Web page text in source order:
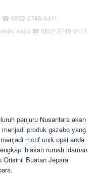
Kayu ☎ 0852-2748-6411
penjuru Nusantara akan
produk gazebo yang
motif unik opsi anda
hiasan rumah idaman
Orisinil Buatan Jepara